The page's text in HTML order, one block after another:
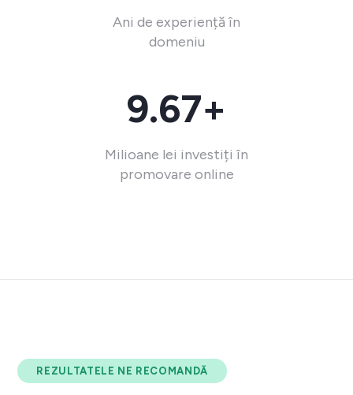
Ani de experiență în
domeniu
9.67+
Milioane lei investiți în
promovare online
REZULTATELE NE RECOMANDĂ